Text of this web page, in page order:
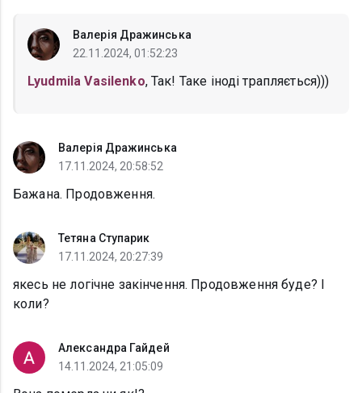
Валерія Дражинська
22.11.2024, 01:52:23
Lyudmila Vasilenko, Так! Таке іноді трапляється)))
Валерія Дражинська
17.11.2024, 20:58:52
Бажана. Продовження.
Тетяна Ступарик
17.11.2024, 20:27:39
якесь не логічне закінчення. Продовження буде? І
коли?
Александра Гайдей
14.11.2024, 21:05:09